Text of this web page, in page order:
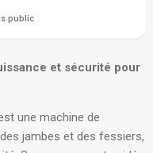
public
et sécurité pour
une machine de
jambes et des fessiers,